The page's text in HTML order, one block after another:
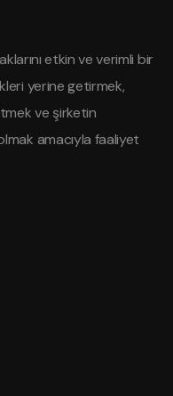
etkin ve verimli bir
yerine getirmek,
ve şirketin
amacıyla faaliyet